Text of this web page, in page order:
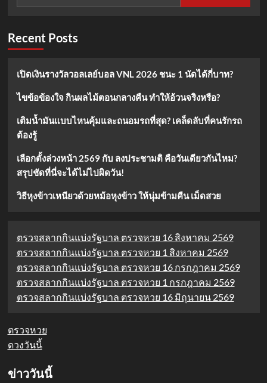
เลือก
ให้
เหมาะ
Recent Posts
เปิดเงินรางวัลวอลเลย์บอล VNL 2026 ชนะ 1 นัดได้กี่บาท?
ไขข้อข้องใจ กินผลไม้ตอนกลางคืน ทำให้อ้วนจริงหรือ?
เติมน้ำมันแบบไหนคุ้มและถนอมรถที่สุด? เคล็ดลับที่คนรักรถ
ต้องรู้
เลือกตั้งล่วงหน้า 2569 กับ ลงประชามติ คือวันเดียวกันไหม?
สรุปชัดที่นี่จะได้ไม่ไปผิดวัน!
วิธีหุงข้าวเหนียวด้วยหม้อหุงข้าว ให้นุ่มข้ามคืน เม็ดสวย
ตรวจสลากกินแบ่งรัฐบาล ตรวจหวย 16 สิงหาคม 2569
ตรวจสลากกินแบ่งรัฐบาล ตรวจหวย 1 สิงหาคม 2569
ตรวจสลากกินแบ่งรัฐบาล ตรวจหวย 16 กรกฎาคม 2569
ตรวจสลากกินแบ่งรัฐบาล ตรวจหวย 1 กรกฎาคม 2569
ตรวจสลากกินแบ่งรัฐบาล ตรวจหวย 16 มิถุนายน 2569
ตรวจหวย
ดวงวันนี้
ข่าววันนี้